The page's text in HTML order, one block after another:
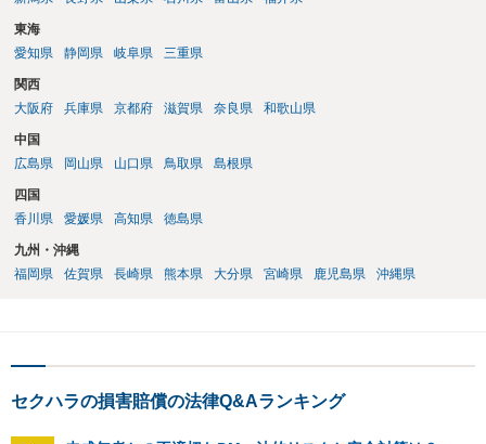
東海
愛知県
静岡県 岐阜県 三重県
関西
大阪府
兵庫県 京都府 滋賀県 奈良県 和歌山県
中国
広島県
岡山県 山口県 鳥取県 島根県
四国
香川県
愛媛県 高知県 徳島県
九州・沖縄
福岡県
佐賀県 長崎県 熊本県 大分県 宮崎県 鹿児島県 沖縄県
セクハラの損害賠償の法律Q&Aランキング